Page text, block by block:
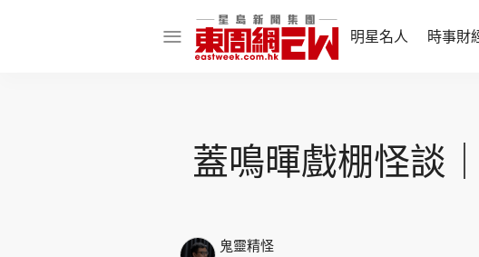
明星名人 時事財
娛樂焦點
話題人物
時事直擊
財經智庫
蓋鳴暉戲棚怪談
鬼靈精怪